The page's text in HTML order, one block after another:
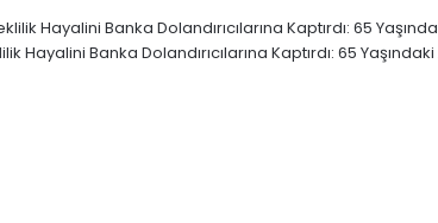
posta
göndermek
Hayalini Banka Dolandırıcılarına Kaptırdı: 65